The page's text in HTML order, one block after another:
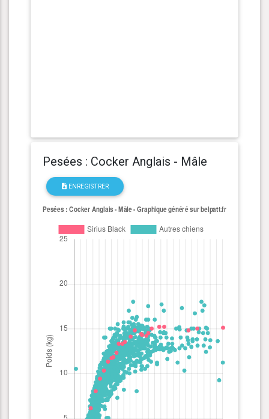
Pesées : Cocker Anglais - Mâle
ENREGISTRER